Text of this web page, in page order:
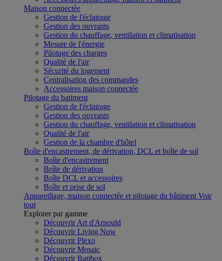
Maison connectée
Gestion de l'éclairage
Gestion des ouvrants
Gestion du chauffage, ventilation et climatisation
Mesure de l'énergie
Pilotage des charges
Qualité de l'air
Sécurité du logement
Centralisation des commandes
Accessoires maison connectée
Pilotage du batiment
Gestion de l'éclairage
Gestion des ouvrants
Gestion du chauffage, ventilation et climatisation
Qualité de l'air
Gestion de la chambre d'hôtel
Boîte d'encastrement, de dérivation, DCL et boîte de sol
Boîte d'encastrement
Boîte de dérivation
Boîte DCL et accessoires
Boîte et prise de sol
Appareillage, maison connectée et pilotage du bâtiment Voir
tout
Explorer par gamme
Découvrir Art d'Arnould
Découvrir Living Now
Découvrir Plexo
Découvrir Mosaic
Découvrir Batibox